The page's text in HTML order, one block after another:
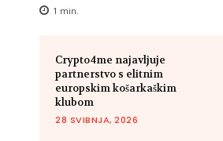
1 min.
Crypto4me najavljuje
partnerstvo s elitnim
europskim košarkaškim
klubom
28 SVIBNJA, 2026